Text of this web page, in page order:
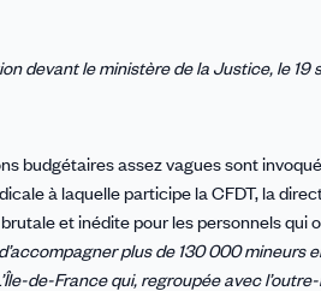
devant le ministère de la Justice, le 19
budgétaires assez vagues sont
à laquelle participe la CFDT, la
et inédite pour les personnels qui
plus de 130 000 mineurs
de-France qui, regroupée avec